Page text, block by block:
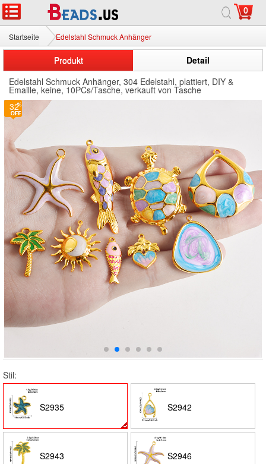
0
Startseite Edelstahl Schmuck Anhänger
Produkt
Detail
Edelstahl Schmuck Anhänger, 304 Edelstahl, plattiert, DIY &
Emaille, keine, 10PCs/Tasche, verkauft von Tasche
32
Stil:
S2935 S2942
S2943 S2946